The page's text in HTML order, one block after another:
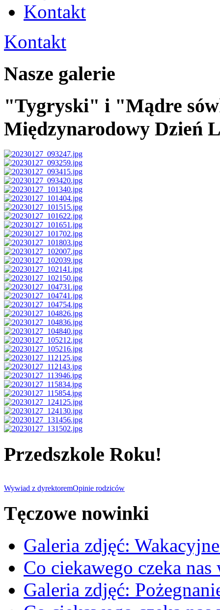
Kontakt
Kontakt
Nasze galerie
"Tygryski" i "Mądre
Międzynarodowy Dzień
Przedszkole Roku!
Wywiad z dyrektoremOpinie rodziców
Tęczowe nowinki
Galeria zdjęć:
Co ciekawego czeka
Galeria zdjęć: